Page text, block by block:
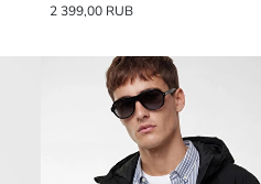
2 399,00 RUB